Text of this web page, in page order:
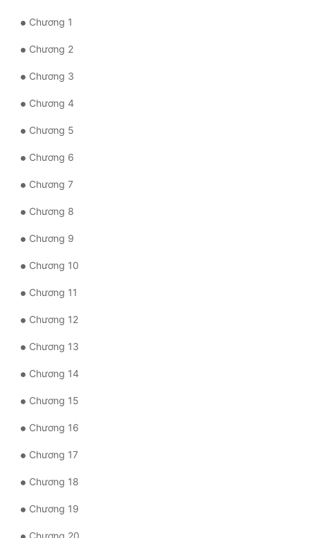
Ngôn Tình
Ngược
Nữ Cường
Nữ Phụ
Phong Thủy - Tâm Linh
Chương 1
Chương 2
Chương 3
Chương 4
Chương 5
Chương 6
Chương 7
Chương 8
Chương 9
Chương 10
Chương 11
Chương 12
Chương 13
Chương 14
Chương 15
Chương 16
Chương 17
Chương 18
Chương 19
Chương 20